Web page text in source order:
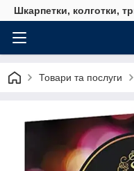
Шкарпетки, колготки,
Товари та послуги